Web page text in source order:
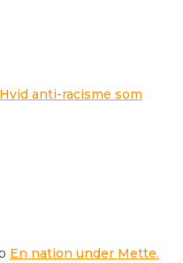
Hvid anti-racisme som
En nation under Mette.